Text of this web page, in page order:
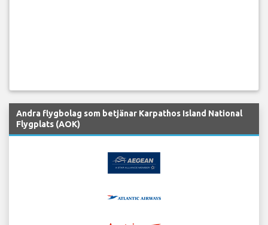
Andra flygbolag som betjänar Karpathos Island National
Flygplats (AOK)